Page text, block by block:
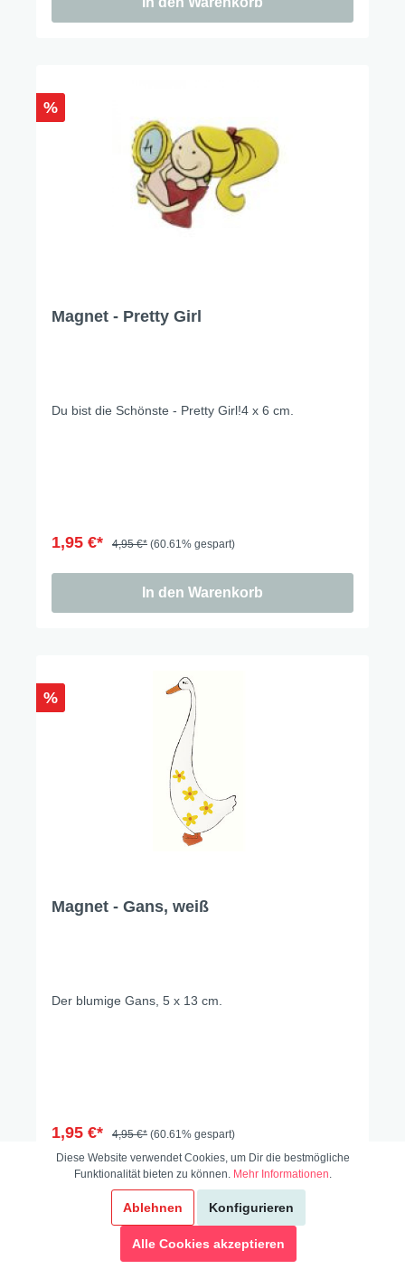
%
Magnet - Pretty Girl
Du bist die Schönste - Pretty Girl!4 x 6 cm.
1,95 €* 4,95 €* (60.61% gespart)
In den Warenkorb
%
Magnet - Gans, weiß
Der blumige Gans, 5 x 13 cm.
1,95 €* 4,95 €* (60.61% gespart)
In den Warenkorb
Diese Website verwendet Cookies, um Dir die bestmögliche
Funktionalität bieten zu können. Mehr Informationen.
Ablehnen Konfigurieren
Alle Cookies akzeptieren